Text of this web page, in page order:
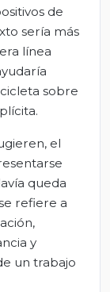
de
sería más
línea
sobre
el
queda
refiere a
y
un trabajo